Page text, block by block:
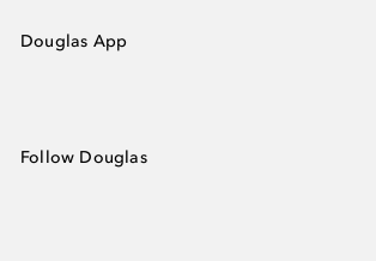
Douglas App
Follow Douglas